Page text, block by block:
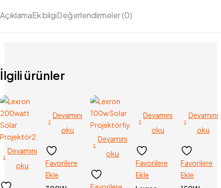
AçıklamaEk bilgiDeğerlendirmeler (0)
İlgili ürünler
Devamını
oku
Devamını
oku
Favorilere
Ekle
Devamını
oku
Devamını
oku
Favorilere
Ekle
Devamını
oku
Favorilere
Ekle